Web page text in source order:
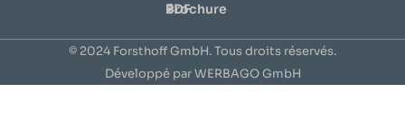
⇩ Brochure PDF
© 2024 Forsthoff GmbH. Tous droits réservés.
Développé par WERBAGO GmbH